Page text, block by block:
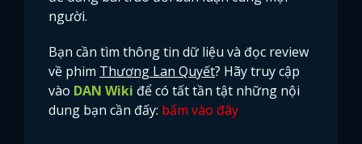
người.
Bạn cần tìm thông tin dữ liệu và đọc review
về phim Thương Lan Quyết? Hãy truy cập
vào DAN Wiki để có tất tần tật những nội
dung bạn cần đấy: bấm vào đây